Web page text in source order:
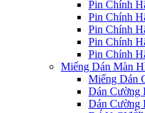
Pin Chính
Pin Chính
Pin Chính
Pin Chính
Pin Chính
Miếng Dán Màn
Miếng Dán
Dán Cường
Dán Cường